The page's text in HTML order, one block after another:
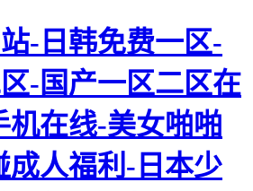
-日韩免费一区-
-国产一区二区在
机在线-美女啪啪
成人福利-日本少